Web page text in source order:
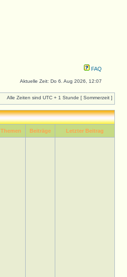
FAQ
Aktuelle Zeit: Do 6. Aug 2026, 12:07
Alle Zeiten sind UTC + 1 Stunde [ Sommerzeit ]
Themen Beiträge Letzter Beitrag